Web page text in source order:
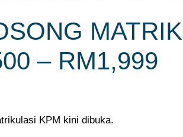
– RM1,999
KPM kini dibuka.